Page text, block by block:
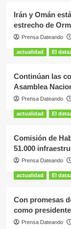
Irán y Omán
estrecho de
Prensa Dateando
actualidad El
Continúan las
Asamblea
Prensa Dateando
actualidad El
Comisión de
51.000
Prensa Dateando
actualidad El
Con promesas
como
Prensa Dateando